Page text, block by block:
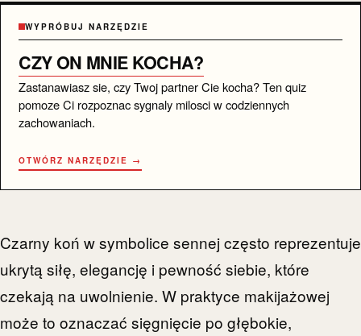
WYPRÓBUJ NARZĘDZIE
CZY ON MNIE KOCHA?
Zastanawiasz sie, czy Twoj partner Cie kocha? Ten quiz
pomoze Ci rozpoznac sygnaly milosci w codziennych
zachowaniach.
OTWÓRZ NARZĘDZIE →
Czarny koń w symbolice sennej często reprezentuje
ukrytą siłę, elegancję i pewność siebie, które
czekają na uwolnienie. W praktyce makijażowej
może to oznaczać sięgnięcie po głębokie,